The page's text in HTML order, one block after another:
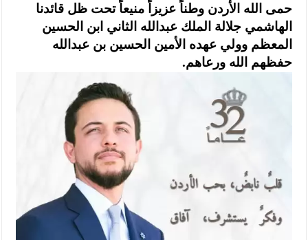
حمى الله الأردن وطناً عزيزاً منيعاً تحت ظل قائدنا
الهاشمي جلالة الملك عبدالله الثاني ابن الحسين
المعظم وولي عهده الأمين الحسين بن عبدالله
حفظهم الله ورعاهم.